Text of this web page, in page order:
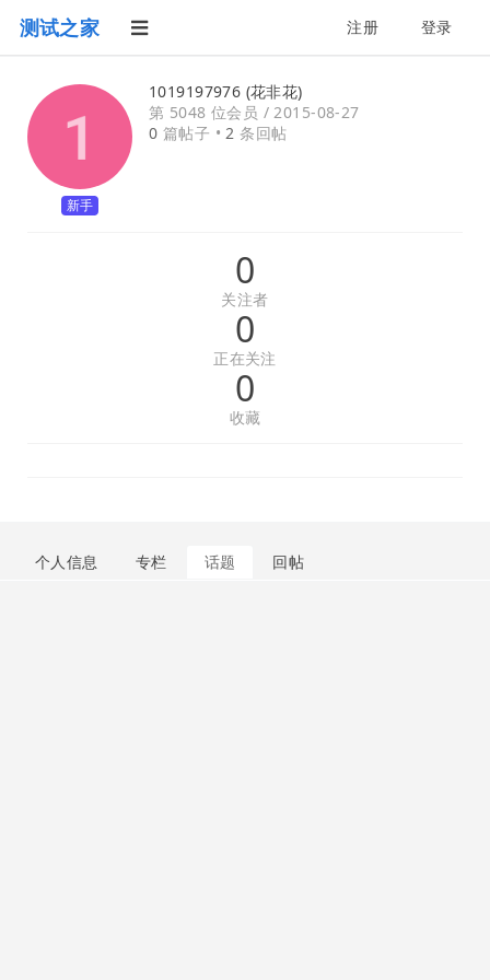
测试之家 注册 登录
新手
1019197976 (花非花)
第 5048 位会员 /2015-08-27
0 篇帖子 •2 条回帖
0
关注者
0
正在关注
0
收藏
个人信息 专栏 话题 回帖